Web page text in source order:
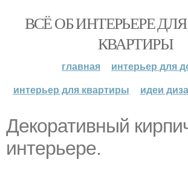
ВСЁ ОБ ИНТЕРЬЕРЕ
КВАРТИРЫ
главная
интерьер для
интерьер для квартиры
идеи
Декоративный
интерьере.